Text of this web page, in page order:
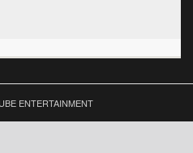
ENTERTAINMENT